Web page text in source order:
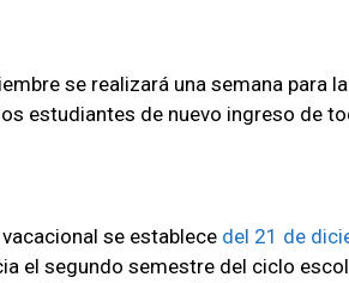
se realizará una semana para
estudiantes de nuevo ingreso de
se establece del 21 de
el segundo semestre del ciclo